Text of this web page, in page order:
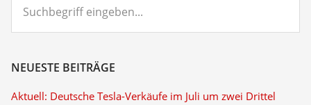
eingeben...
NEUESTE BEITRÄGE
Aktuell: Deutsche Tesla-Verkäufe im Juli um zwei Drittel